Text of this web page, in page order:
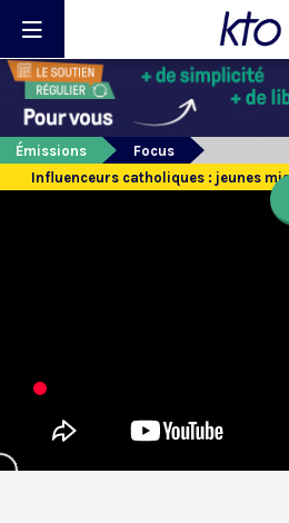
Émissions
Focus
Influenceurs catholiques : jeunes